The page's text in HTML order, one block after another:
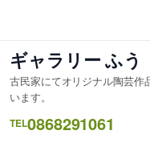
ス
キ
ッ
プ
ギャラリー ふう
古民家にてオリジナル陶芸作
います。
TEL0868291061